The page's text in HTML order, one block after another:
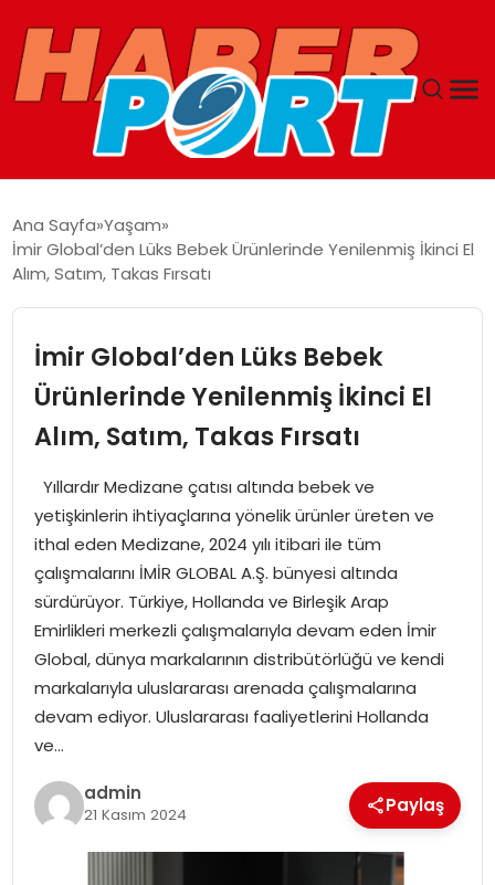
GUNCEL
SAĞLIK
SPOR
MAGAZIN
SPOR
EĞITIM
OTOMOBIL
TEKNOLOJI
EKONOMI
Ana Sayfa Yaşam
İmir Global’den Lüks Bebek Ürünlerinde Yenilenmiş İkinci El
Alım, Satım, Takas Fırsatı
İmir Global’den Lüks Bebek
Ürünlerinde Yenilenmiş İkinci El
Alım, Satım, Takas Fırsatı
Yıllardır Medizane çatısı altında bebek ve
yetişkinlerin ihtiyaçlarına yönelik ürünler üreten ve
ithal eden Medizane, 2024 yılı itibari ile tüm
çalışmalarını İMİR GLOBAL A.Ş. bünyesi altında
sürdürüyor. Türkiye, Hollanda ve Birleşik Arap
Emirlikleri merkezli çalışmalarıyla devam eden İmir
Global, dünya markalarının distribütörlüğü ve kendi
markalarıyla uluslararası arenada çalışmalarına
devam ediyor. Uluslararası faaliyetlerini Hollanda
ve…
admin
21 Kasım 2024 Paylaş